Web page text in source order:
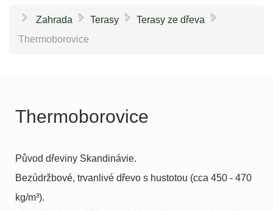
Zahrada \ Terasy \ Terasy ze dřeva \
Thermoborovice
Thermoborovice
Původ dřeviny Skandinávie.
Bezúdržbové, trvanlivé dřevo s hustotou (cca 450 - 470
kg/m³).